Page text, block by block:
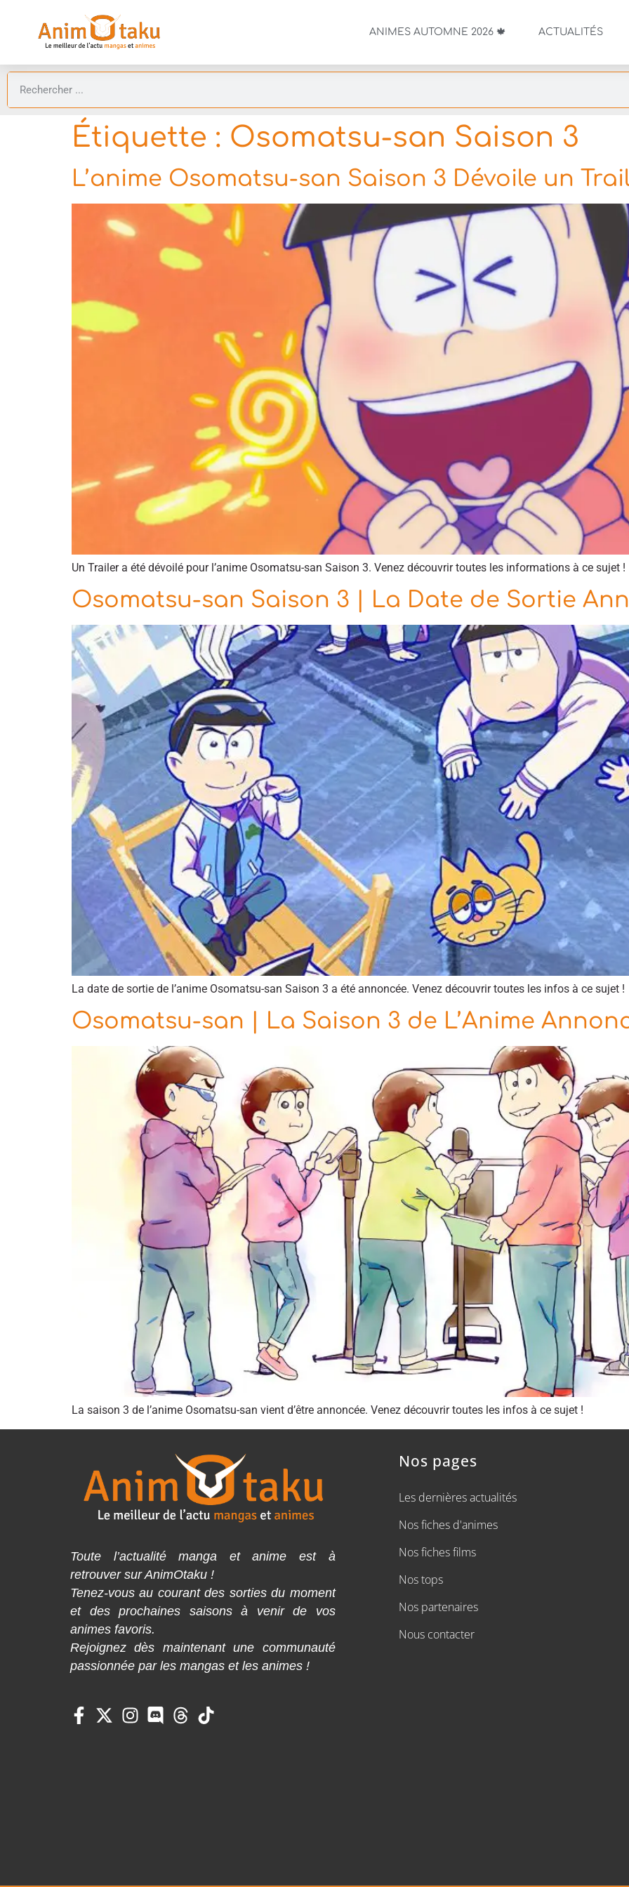
ANIMES AUTOMNE 2026 🍁 ACTUALITÉS
Étiquette : Osomatsu-san Saison 3
L’anime Osomatsu-san Saison 3 Dévoile un
Un Trailer a été dévoilé pour l’anime Osomatsu-san Saison 3. Venez découvrir toutes les informations à ce sujet !
Osomatsu-san Saison 3 | La Date de Sortie
La date de sortie de l’anime Osomatsu-san Saison 3 a été annoncée. Venez découvrir toutes les infos à ce sujet !
Osomatsu-san | La Saison 3 de L’Anime
La saison 3 de l’anime Osomatsu-san vient d’être annoncée. Venez découvrir toutes les infos à ce sujet !
Toute l’actualité manga et anime est à
retrouver sur AnimOtaku !
Tenez-vous au courant des sorties du moment
et des prochaines saisons à venir de vos
animes favoris.
Rejoignez dès maintenant une communauté
passionnée par les mangas et les animes !
Nos pages
Les dernières actualités
Nos fiches d'animes
Nos fiches films
Nos tops
Nos partenaires
Nous contacter